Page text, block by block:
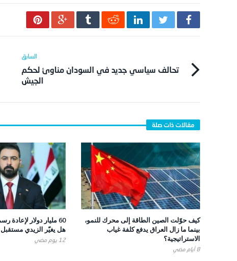
تحالف سياسي جديد في السودان مناوئ لحكم
الجيش
كيف حوّلت الصين الطاقة إلى محرك للنمو،
بينما ما زال العراق يدفع كلفة غياب
الاستراتيجية؟
8 أيام ‎مضي
60 مليار دولار لإعادة
هل يغيّر الزيدي مستقبل
12 يوم ‎مضي